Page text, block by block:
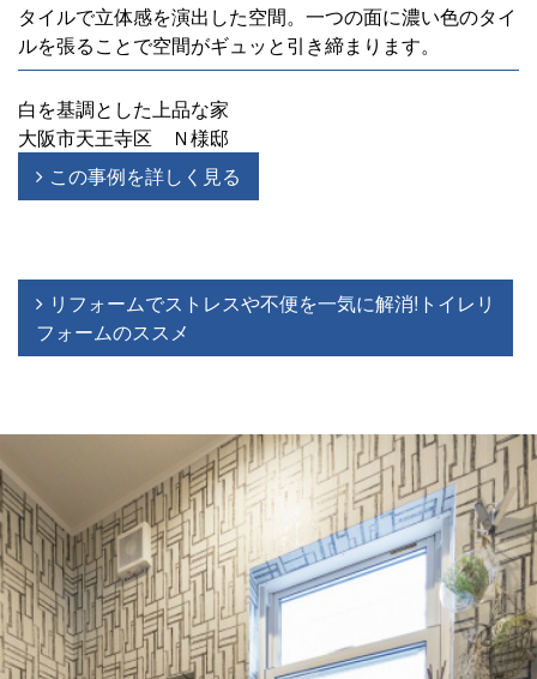
タイルで立体感を演出した空間。一つの面に濃い色のタイ
ルを張ることで空間がギュッと引き締まります。
白を基調とした上品な家
大阪市天王寺区 Ｎ様邸
この事例を詳しく見る
リフォームでストレスや不便を一気に解消!トイレリ
フォームのススメ